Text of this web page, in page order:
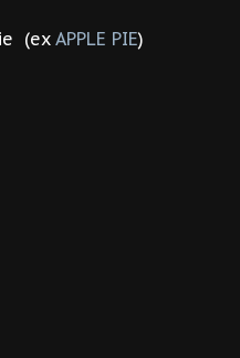
(ex APPLE PIE)